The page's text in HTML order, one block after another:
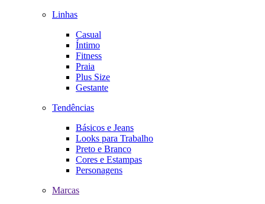
Linhas
Casual
Íntimo
Fitness
Praia
Plus Size
Gestante
Tendências
Básicos e Jeans
Looks para Trabalho
Preto e Branco
Cores e Estampas
Personagens
Marcas